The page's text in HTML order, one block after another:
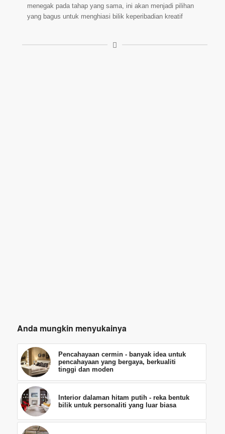
menegak pada tahap yang sama, ini akan menjadi pilihan
yang bagus untuk menghiasi bilik keperibadian kreatif
Anda mungkin menyukainya
Pencahayaan cermin - banyak idea untuk
pencahayaan yang bergaya, berkualiti
tinggi dan moden
Interior dalaman hitam putih - reka bentuk
bilik untuk personaliti yang luar biasa